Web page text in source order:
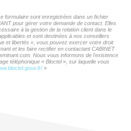
formulaire sont enregistrées dans un fichier
pour gérer votre demande de contact. Elles
à la gestion de la relation client dans le
et sont destinées à nos conseillers
et libertés », vous pouvez exercer votre droit
et les faire rectifier en contactant CABINET
Nous vous informons de l'existence
téléphonique « Bloctel », sur laquelle vous
»